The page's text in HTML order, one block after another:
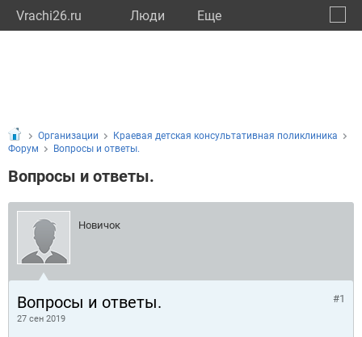
Vrachi26.ru Люди Eще
Организации
Краевая детская консультативная поликлиника
Форум
Вопросы и ответы.
Вопросы и ответы.
Новичок
Вопросы и ответы.
27 сен 2019
#1